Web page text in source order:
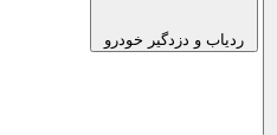
ردیاب و دزدگیر خودرو